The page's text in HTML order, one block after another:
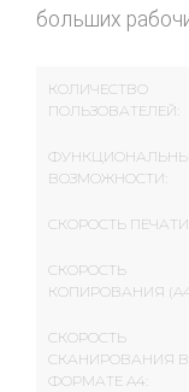
больших
КОЛИЧЕСТВО
ПОЛЬЗОВАТЕЛЕЙ:
ВОЗМОЖНОСТИ:
СКОРОСТЬ ПЕЧАТИ
СКОРОСТЬ
КОПИРОВАНИЯ
СКОРОСТЬ
СКАНИРОВАНИЯ В
ФОРМАТЕ A4: